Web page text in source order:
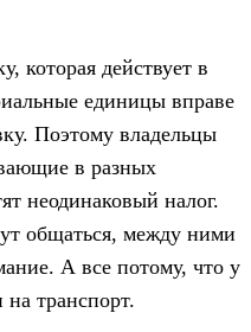
которая действует в
единицы вправе
Поэтому владельцы
в разных
неодинаковый налог.
общаться, между ними
А все потому, что у
транспорт.